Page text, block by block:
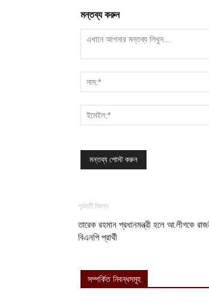
মন্তব্য করুন
পূর্ববর্তী নিবন্ধ
তারেক রহমান প্রধানমন্ত্রী হলে আ.লীগকে
বিএনপি প্রার্থী
সম্পর্কিত নিবন্ধসমূহ